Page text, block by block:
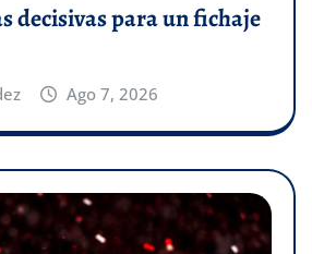
decisivas para un fichaje
Ago 7, 2026